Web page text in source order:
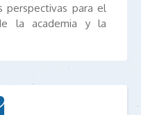
perspectivas para el
la academia y la